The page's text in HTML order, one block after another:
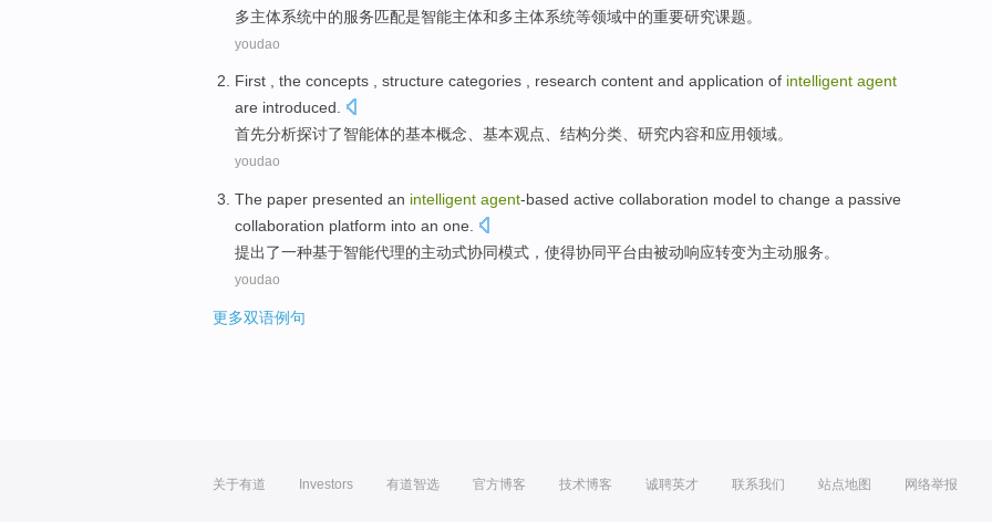
多主体系统中的服务匹配是智能主体和多主体系统等领域中的重要研究课题。
youdao
First , the concepts , structure categories , research content and application of intelligent agent
are introduced.
首先分析探讨了智能体的基本概念、基本观点、 结构分类、 研究内容和应用领域。
youdao
The paper presented an intelligent agent-based active collaboration model to change a passive
collaboration platform into an one.
提出了一种基于智能代理的主动式协同模式 ，使得协同平台由被动响应转变为主动服务。
youdao
更多双语例句
关于有道 Investors 有道智选 官方博客 技术博客 诚聘英才 联系我们 站点地图 网络举报